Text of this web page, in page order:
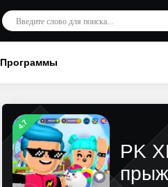
Программы
4.7
PK